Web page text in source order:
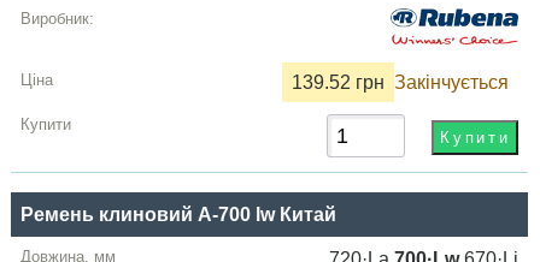
139.52 грн Закінчується
Ремень клиновий A-700 lw Китай